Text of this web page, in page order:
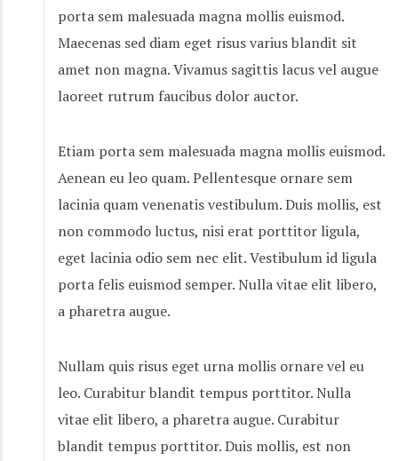
porta sem malesuada magna mollis euismod.
Maecenas sed diam eget risus varius blandit sit
amet non magna. Vivamus sagittis lacus vel augue
laoreet rutrum faucibus dolor auctor.
Etiam porta sem malesuada magna mollis euismod.
Aenean eu leo quam. Pellentesque ornare sem
lacinia quam venenatis vestibulum. Duis mollis, est
non commodo luctus, nisi erat porttitor ligula,
eget lacinia odio sem nec elit. Vestibulum id ligula
porta felis euismod semper. Nulla vitae elit libero,
a pharetra augue.
Nullam quis risus eget urna mollis ornare vel eu
leo. Curabitur blandit tempus porttitor. Nulla
vitae elit libero, a pharetra augue. Curabitur
blandit tempus porttitor. Duis mollis, est non